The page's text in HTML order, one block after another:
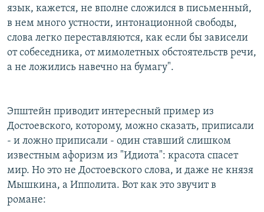
язык, кажется, не вполне сложился в письменный,
в нем много устности, интонационной свободы,
слова легко переставляются, как если бы зависели
от собеседника, от мимолетных обстоятельств речи,
а не ложились навечно на бумагу".
Эпштейн приводит интересный пример из
Достоевского, которому, можно сказать, приписали
- и ложно приписали - один ставший слишком
известным афоризм из "Идиота": красота спасет
мир. Но это не Достоевского слова, и даже не князя
Мышкина, а Ипполита. Вот как это звучит в
романе: